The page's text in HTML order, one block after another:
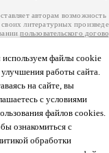
файлы cookie
улучшения работы сайта.
на сайте, вы
с условиями
файлов cookies.
ознакомиться с
обработки
авторам возможность
литературных
пользовательского
принадлежат
. Перепечатка произведений
к которому вы можете
странице.
несут самостоятельно на
изаконодательства
Политики обработки
более подробную
Проза.ру – порядка
общей сумме просматривают